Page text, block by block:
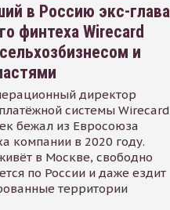
в Россию экс-глава
финтеха Wirecard
и
директор
системы Wirecard
бежал из Евросоюза
компании в 2020 году.
в Москве, свободно
по России и даже ездит
территории